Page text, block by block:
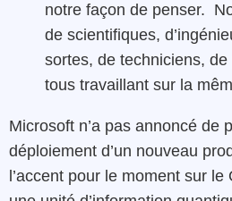
notre façon de penser.
de scientifiques,
sortes, de techniciens,
tous travaillant sur la
Microsoft n’a pas annoncé de
déploiement d’un nouveau
l’accent pour le moment sur